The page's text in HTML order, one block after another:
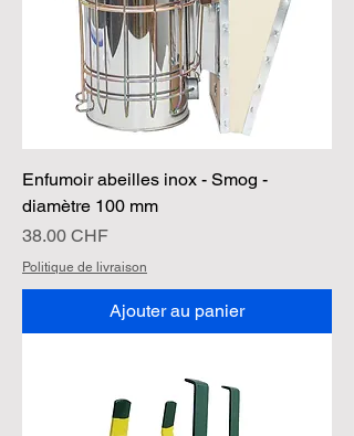
Enfumoir abeilles inox - Smog -
diamètre 100 mm
Prix
38.00 CHF
Politique de livraison
Ajouter au panier